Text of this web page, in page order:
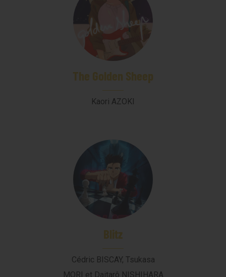
The Golden Sheep
Kaori AZOKI
Blitz
Cédric BISCAY, Tsukasa
MORI et Daitarô NISHIHARA